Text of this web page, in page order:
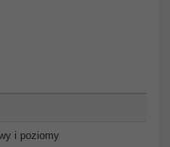
i poziomy